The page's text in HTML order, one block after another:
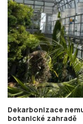
Dekarbonizace
botanické zahradě